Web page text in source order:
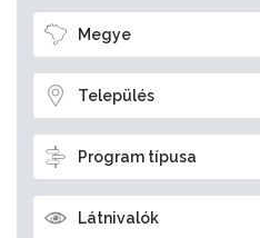
Megye
Település
Program típusa
Látnivalók